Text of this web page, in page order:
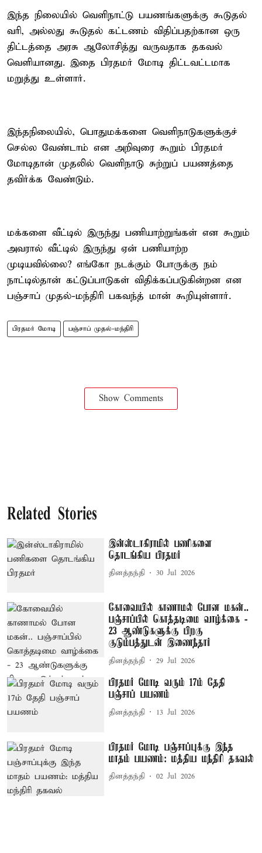
இந்த நிலையில் வெளிநாட்டு பயணங்களுக்கு கூடுதல்
வரி, அல்லது கூடுதல் கட்டணம் விதிப்பதற்கான ஒரு
திட்டத்தை அரசு ஆலோசித்து வருவதாக தகவல்
வெளியானது. இதை பிரதமர் மோடி திட்டவட்டமாக
மறுத்து உள்ளார்.
இந்தநிலையில், பொதுமக்களை வெளிநாடுகளுக்குச்
செல்ல வேண்டாம் என அறிவுரை கூறும் பிரதமர்
மோடிதான் முதலில் வெளிநாடு சுற்றுப் பயணத்தை
தவிர்க்க வேண்டும்.
மக்களை வீட்டில் இருந்து பணியாற்றுங்கள் என கூறும்
அவரால் வீட்டில் இருந்து ஏன் பணியாற்ற
முடியவில்லை? எங்கோ நடக்கும் போருக்கு நம்
நாட்டில்தான் கட்டுப்பாடுகள் விதிக்கப்படுகின்றன என
பஞ்சாப் முதல்-மந்திரி பகவந்த் மான் கூறியுள்ளார்.
பிரதமர் மோடி பஞ்சாப் முதல்-மந்திரி
Show Comments
Related Stories
இன்ஸ்டாகிராமில் பணிகளை
தொடங்கிய பிரதமர்
தினத்தந்தி 30 Jul 2026
கோவையில் காணாமல் போன மகன்..
பஞ்சாப்பில் கொத்தடிமை வாழ்க்கை -
23 ஆண்டுகளுக்கு பிறகு
குடும்பத்துடன் இணைந்தார்
தினத்தந்தி 29 Jul 2026
பிரதமர் மோடி வரும் 17ம் தேதி
பஞ்சாப் பயணம்
தினத்தந்தி 13 Jul 2026
பிரதமர் மோடி பஞ்சாப்புக்கு இந்த
மாதம் பயணம்: மத்திய மந்திரி தகவல்
தினத்தந்தி 02 Jul 2026